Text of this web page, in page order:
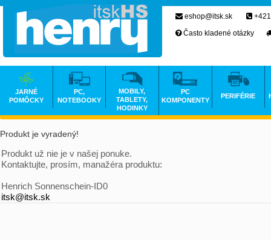
Produkt je vyradený!
Produkt už nie je v našej ponuke.
Kontaktujte, prosím, manažéra produktu:
Henrich Sonnenschein-ID0
itsk@itsk.sk
eshop@itsk.sk
Často kladené otázky
JARNÉ
POMÔCKY
PC,
NOTEBOOKY
MOBILY,
TABLETY,
HODINKY
PC
KOMPONENTY
PERIFÉRIE